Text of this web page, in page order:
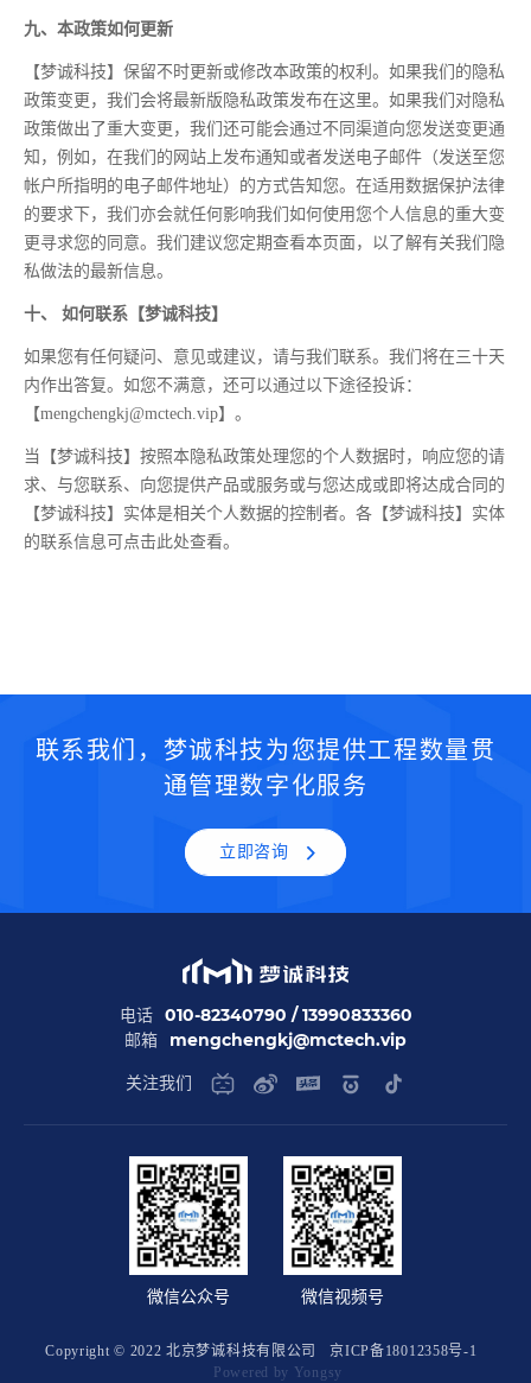
九、本政策如何更新
【梦诚科技】保留不时更新或修改本政策的权利。如果我们的隐私
政策变更，我们会将最新版隐私政策发布在这里。如果我们对隐私
政策做出了重大变更，我们还可能会通过不同渠道向您发送变更通
知，例如，在我们的网站上发布通知或者发送电子邮件（发送至您
帐户所指明的电子邮件地址）的方式告知您。在适用数据保护法律
的要求下，我们亦会就任何影响我们如何使用您个人信息的重大变
更寻求您的同意。我们建议您定期查看本页面，以了解有关我们隐
私做法的最新信息。
十、 如何联系【梦诚科技】
如果您有任何疑问、意见或建议，请与我们联系。我们将在三十天
内作出答复。如您不满意，还可以通过以下途径投诉：
【mengchengkj@mctech.vip】。
当【梦诚科技】按照本隐私政策处理您的个人数据时，响应您的请
求、与您联系、向您提供产品或服务或与您达成或即将达成合同的
【梦诚科技】实体是相关个人数据的控制者。各【梦诚科技】实体
的联系信息可点击此处查看。
联系我们，梦诚科技为您提供工程数量贯
通管理数字化服务
立即咨询
电话 010-82340790 / 13990833360
邮箱 mengchengkj@mctech.vip
关注我们
微信公众号 微信视频号
Copyright © 2022 北京梦诚科技有限公司
京ICP备18012358号-1
Powered by Yongsy